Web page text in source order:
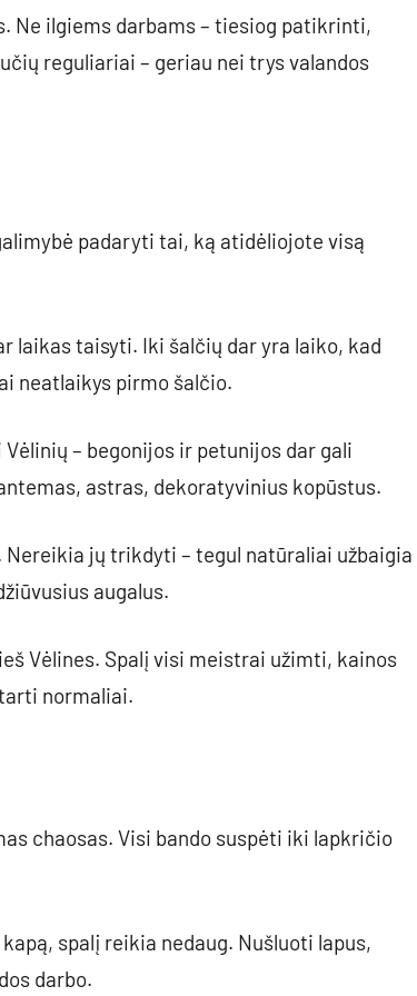
Ne ilgiems darbams – tiesiog patikrinti,
reguliariai – geriau nei trys valandos
padaryti tai, ką atidėliojote visą
laikas taisyti. Iki šalčių dar yra laiko, kad
neatlaikys pirmo šalčio.
– begonijos ir petunijos dar gali
astras, dekoratyvinius kopūstus.
jų trikdyti – tegul natūraliai užbaigia
augalus.
Vėlines. Spalį visi meistrai užimti, kainos
normaliai.
chaosas. Visi bando suspėti iki lapkričio
spalį reikia nedaug. Nušluoti lapus,
darbo.